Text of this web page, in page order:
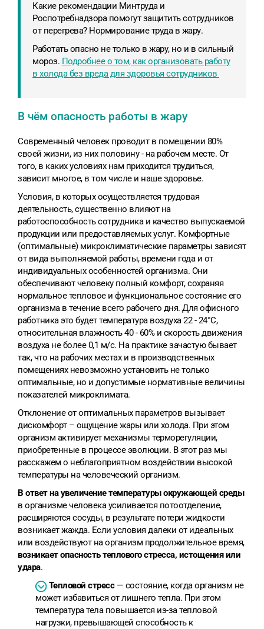
Какие рекомендации Минтруда и
Роспотребнадзора помогут защитить сотрудников
от перегрева? Нормирование труда в жару.
Работать опасно не только в жару, но и в сильный
мороз. Подробнее о том, как организовать работу
в холода без вреда для здоровья сотрудников
В чём опасность работы в жару
Современный человек проводит в помещении 80%
своей жизни, из них половину - на рабочем месте. От
того, в каких условиях нам приходится трудиться,
зависит многое, в том числе и наше здоровье.
Условия, в которых осуществляется трудовая
деятельность, существенно влияют на
работоспособность сотрудника и качество выпускаемой
продукции или предоставляемых услуг. Комфортные
(оптимальные) микроклиматические параметры зависят
от вида выполняемой работы, времени года и от
индивидуальных особенностей организма. Они
обеспечивают человеку полный комфорт, сохраняя
нормальное тепловое и функциональное состояние его
организма в течение всего рабочего дня. Для офисного
работника это будет температура воздуха 22 - 24°C,
относительная влажность 40 - 60% и скорость движения
воздуха не более 0,1 м/с. На практике зачастую бывает
так, что на рабочих местах и в производственных
помещениях невозможно установить не только
оптимальные, но и допустимые нормативные величины
показателей микроклимата.
Отклонение от оптимальных параметров вызывает
дискомфорт – ощущение жары или холода. При этом
организм активирует механизмы терморегуляции,
приобретенные в процессе эволюции. В этот раз мы
расскажем о неблагоприятном воздействии высокой
температуры на человеческий организм.
В ответ на увеличение температуры окружающей среды
в организме человека усиливается потоотделение,
расширяются сосуды, в результате потери жидкости
возникает жажда. Если условия далеки от идеальных
или воздействуют на организм продолжительное время,
возникает опасность теплового стресса, истощения или
удара.
Тепловой стресс— состояние, когда организм не
может избавиться от лишнего тепла. При этом
температура тела повышается из-за тепловой
нагрузки, превышающей способность к